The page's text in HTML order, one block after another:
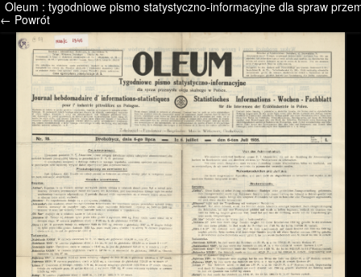
/* */ /* */ /* pliki_strona_po_stronie */
Oleum : tygodniowe pismo statystyczno-informacyjne dla spraw
← Powrót